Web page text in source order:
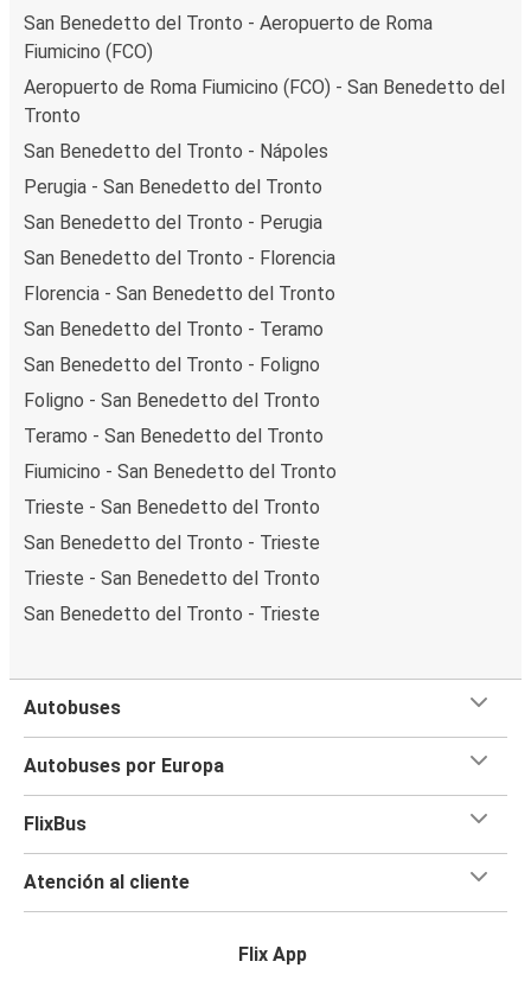
San Benedetto del Tronto - Aeropuerto de Roma
Fiumicino (FCO)
Aeropuerto de Roma Fiumicino (FCO) - San Benedetto del
Tronto
San Benedetto del Tronto - Nápoles
Perugia - San Benedetto del Tronto
San Benedetto del Tronto - Perugia
San Benedetto del Tronto - Florencia
Florencia - San Benedetto del Tronto
San Benedetto del Tronto - Teramo
San Benedetto del Tronto - Foligno
Foligno - San Benedetto del Tronto
Teramo - San Benedetto del Tronto
Fiumicino - San Benedetto del Tronto
Trieste - San Benedetto del Tronto
San Benedetto del Tronto - Trieste
Trieste - San Benedetto del Tronto
San Benedetto del Tronto - Trieste
Autobuses
Autobuses por Europa
FlixBus
Atención al cliente
Flix App